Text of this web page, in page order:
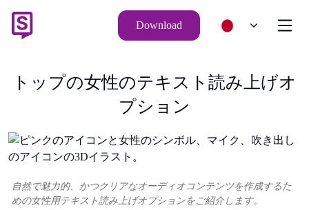
Download
トップの女性のテキスト読み上げオ
プション
自然で魅力的、かつクリアなオーディオコンテンツを作成するた
めの女性用テキスト読み上げオプションをご紹介します。